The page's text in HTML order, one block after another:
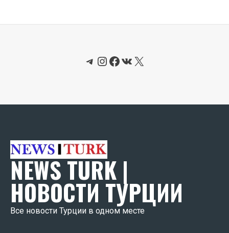
Telegram
Instagram
Facebook
ВКонтакте
X
NEWS TURK |
НОВОСТИ ТУРЦИИ
Все новости Турции в одном месте